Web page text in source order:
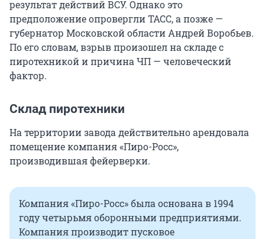
результат действий ВСУ. Однако это
предположение опровергли ТАСС, а позже —
губернатор Московской области Андрей Воробьев.
По его словам, взрыв произошел на складе с
пиротехникой и причина ЧП — человеческий
фактор.
Склад пиротехники
На территории завода действительно арендовала
помещение компания «Пиро-Росс»,
производившая фейерверки.
Компания «Пиро-Росс» была основана в 1994
году четырьмя оборонными предприятиями.
Компания производит пусковое